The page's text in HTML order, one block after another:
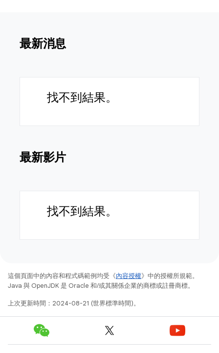
最新消息
找不到結果。
最新影片
找不到結果。
這個頁面中的內容和程式碼範例均受《內容授權》中的授權所規範。
Java 與 OpenJDK 是 Oracle 和/或其關係企業的商標或註冊商標。
上次更新時間：2024-08-21 (世界標準時間)。